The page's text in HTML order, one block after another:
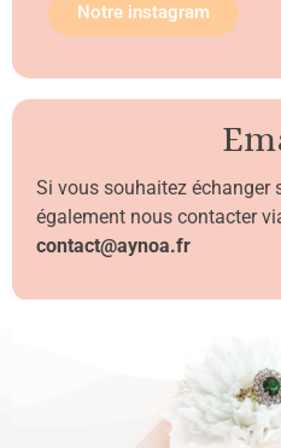
Notre instagram
Si vous souhaitez échanger
également nous contacter
contact@aynoa.fr